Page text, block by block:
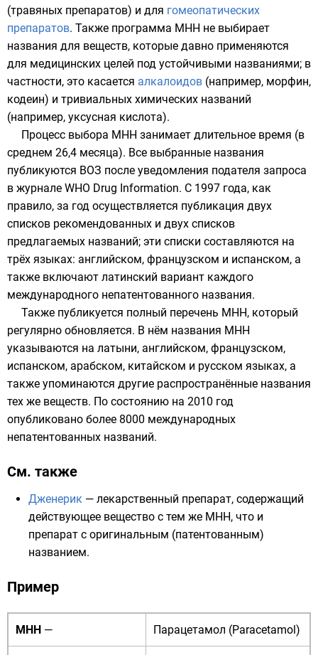
(травяных препаратов) и для гомеопатических
препаратов. Также программа МНН не выбирает
названия для веществ, которые давно применяются
для медицинских целей под устойчивыми названиями; в
частности, это касается алкалоидов (например, морфин,
кодеин) и тривиальных химических названий
(например, уксусная кислота).
Процесс выбора МНН занимает длительное время (в
среднем 26,4 месяца). Все выбранные названия
публикуются ВОЗ после уведомления подателя запроса
в журнале WHO Drug Information. С 1997 года, как
правило, за год осуществляется публикация двух
списков рекомендованных и двух списков
предлагаемых названий; эти списки составляются на
трёх языках: английском, французском и испанском, а
также включают латинский вариант каждого
международного непатентованного названия.
Также публикуется полный перечень МНН, который
регулярно обновляется. В нём названия МНН
указываются на латыни, английском, французском,
испанском, арабском, китайском и русском языках, а
также упоминаются другие распространённые названия
тех же веществ. По состоянию на 2010 год
опубликовано более 8000 международных
непатентованных названий.
См. также
Дженерик — лекарственный препарат, содержащий
действующее вещество с тем же МНН, что и
препарат с оригинальным (патентованным)
названием.
Пример
МНН — Парацетамол (Paracetamol)